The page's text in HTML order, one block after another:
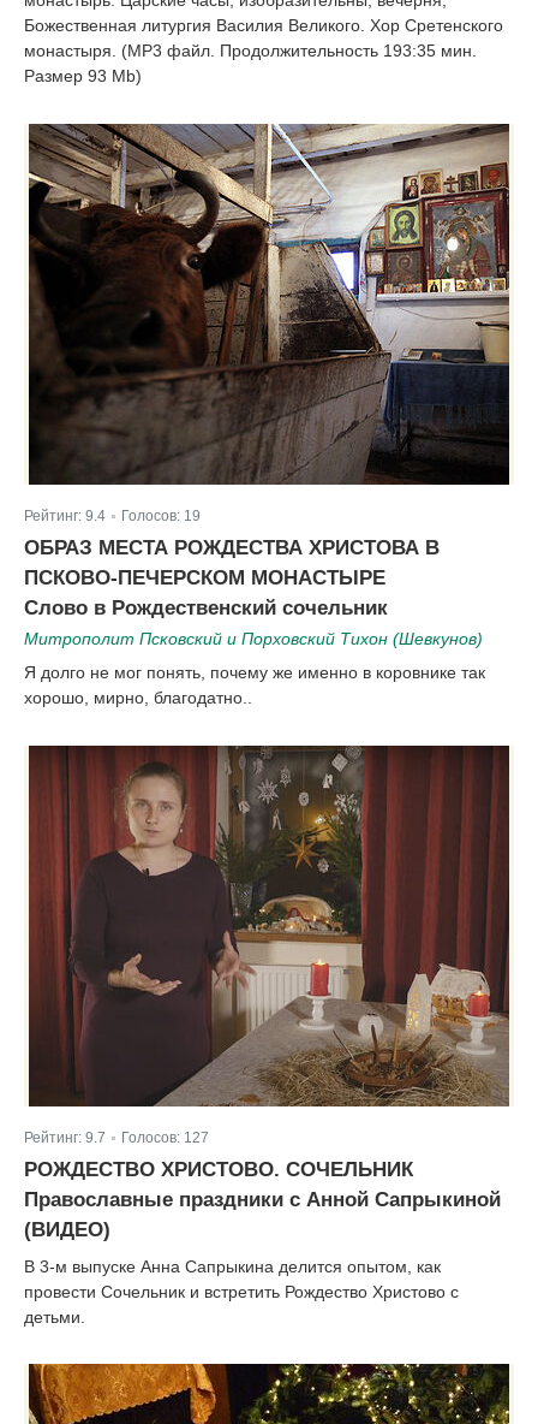
Божественная литургия Василия Великого. Хор Сретенского
монастыря. (MP3 файл. Продолжительность 193:35 мин.
Размер 93 Mb)
Рейтинг: 9.4 Голосов: 19
ОБРАЗ МЕСТА РОЖДЕСТВА ХРИСТОВА В
ПСКОВО-ПЕЧЕРСКОМ МОНАСТЫРЕ
Слово в Рождественский сочельник
Митрополит Псковский и Порховский Тихон (Шевкунов)
Я долго не мог понять, почему же именно в коровнике так
хорошо, мирно, благодатно..
Рейтинг: 9.7 Голосов: 127
РОЖДЕСТВО ХРИСТОВО. СОЧЕЛЬНИК
Православные праздники с Анной Сапрыкиной
(ВИДЕО)
В 3-м выпуске Анна Сапрыкина делится опытом, как
провести Сочельник и встретить Рождество Христово с
детьми.